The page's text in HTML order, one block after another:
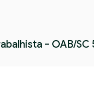
- OAB/SC